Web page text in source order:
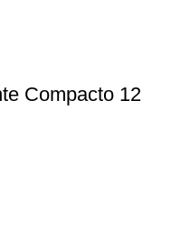
Compacto 12